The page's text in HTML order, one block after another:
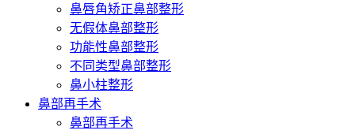
鼻唇角矫正鼻部整形
无假体鼻部整形
功能性鼻部整形
不同类型鼻部整形
鼻小柱整形
鼻部再手术
鼻部再手术